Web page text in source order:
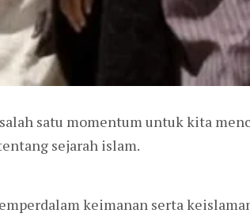
satu momentum untuk kita
sejarah islam.
keimanan serta